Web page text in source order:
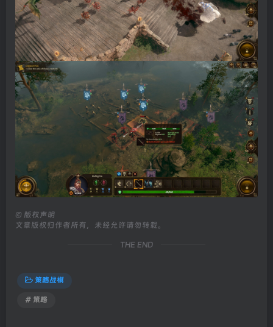
© 版权声明
文章版权归作者所有，未经允许请勿转载。
THE END
策略战棋
# 策略